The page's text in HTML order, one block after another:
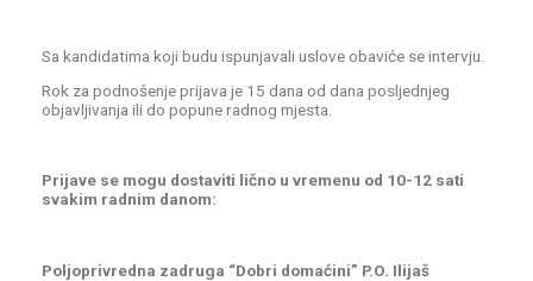
Sa kandidatima koji budu ispunjavali uslove obaviće se intervju.
Rok za podnošenje prijava je 15 dana od dana posljednjeg
objavljivanja ili do popune radnog mjesta.
Prijave se mogu dostaviti lično u vremenu od 10-12 sati
svakim radnim danom:
Poljoprivredna zadruga “Dobri domaćini” P.O. Ilijaš